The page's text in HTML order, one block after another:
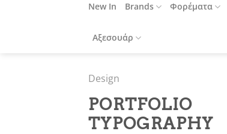
New In Brands Φορέματα
Αξεσουάρ
Design
PORTFOLIO
TYPOGRAPHY